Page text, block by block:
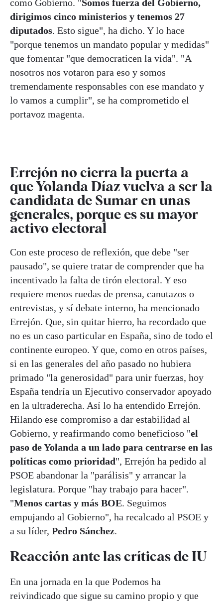
como Gobierno. "Somos fuerza del Gobierno,
dirigimos cinco ministerios y tenemos 27
diputados. Esto sigue", ha dicho. Y lo hace
"porque tenemos un mandato popular y medidas"
que fomentar "que democraticen la vida". "A
nosotros nos votaron para eso y somos
tremendamente responsables con ese mandato y
lo vamos a cumplir", se ha comprometido el
portavoz magenta.
Errejón no cierra la puerta a
que Yolanda Díaz vuelva a ser la
candidata de Sumar en unas
generales, porque es su mayor
activo electoral
Con este proceso de reflexión, que debe "ser
pausado", se quiere tratar de comprender que ha
incentivado la falta de tirón electoral. Y eso
requiere menos ruedas de prensa, canutazos o
entrevistas, y sí debate interno, ha mencionado
Errejón. Que, sin quitar hierro, ha recordado que
no es un caso particular en España, sino de todo el
continente europeo. Y que, como en otros países,
si en las generales del año pasado no hubiera
primado "la generosidad" para unir fuerzas, hoy
España tendría un Ejecutivo conservador apoyado
en la ultraderecha. Así lo ha entendido Errejón.
Hilando ese compromiso a dar estabilidad al
Gobierno, y reafirmando como beneficioso "el
paso de Yolanda a un lado para centrarse en las
políticas como prioridad", Errejón ha pedido al
PSOE abandonar la "parálisis" y arrancar la
legislatura. Porque "hay trabajo para hacer".
"Menos cartas y más BOE. Seguimos
empujando al Gobierno", ha recalcado al PSOE y
a su líder, Pedro Sánchez.
Reacción ante las críticas de IU
En una jornada en la que Podemos ha
reivindicado que sigue su camino propio y que